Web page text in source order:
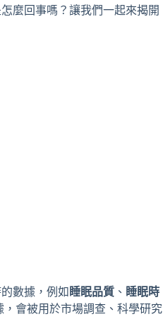
怎麼回事嗎？讓我們一起來揭開
的數據，例如 睡眠品質 、 睡眠時
，會被用於市場調查、科學研究